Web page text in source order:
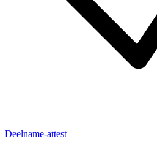
Deelname-attest